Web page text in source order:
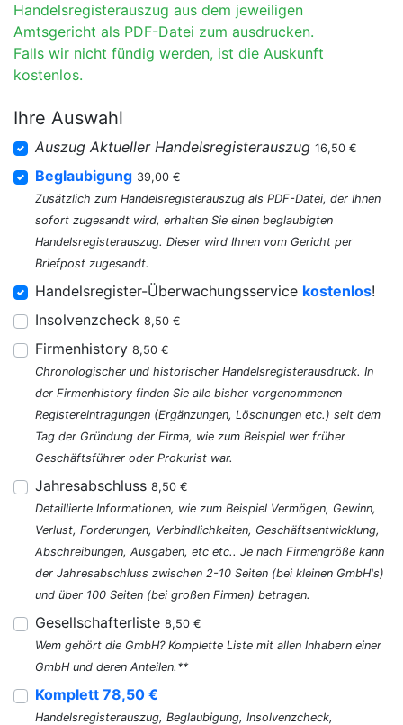
Handelsregisterauszug aus dem jeweiligen
Amtsgericht als PDF-Datei zum ausdrucken.
Falls wir nicht fündig werden, ist die Auskunft
kostenlos.
Ihre Auswahl
Auszug Aktueller Handelsregisterauszug 16,50 €
Beglaubigung 39,00 €
Zusätzlich zum Handelsregisterauszug als PDF-Datei, der Ihnen
sofort zugesandt wird, erhalten Sie einen beglaubigten
Handelsregisterauszug. Dieser wird Ihnen vom Gericht per
Briefpost zugesandt.
Handelsregister-Überwachungsservice kostenlos!
Insolvenzcheck 8,50 €
Firmenhistory 8,50 €
Chronologischer und historischer Handelsregisterausdruck. In
der Firmenhistory finden Sie alle bisher vorgenommenen
Registereintragungen (Ergänzungen, Löschungen etc.) seit dem
Tag der Gründung der Firma, wie zum Beispiel wer früher
Geschäftsführer oder Prokurist war.
Jahresabschluss 8,50 €
Detaillierte Informationen, wie zum Beispiel Vermögen, Gewinn,
Verlust, Forderungen, Verbindlichkeiten, Geschäftsentwicklung,
Abschreibungen, Ausgaben, etc etc.. Je nach Firmengröße kann
der Jahresabschluss zwischen 2-10 Seiten (bei kleinen GmbH's)
und über 100 Seiten (bei großen Firmen) betragen.
Gesellschafterliste 8,50 €
Wem gehört die GmbH? Komplette Liste mit allen Inhabern einer
GmbH und deren Anteilen.**
Komplett 78,50 €
Handelsregisterauszug, Beglaubigung, Insolvenzcheck,